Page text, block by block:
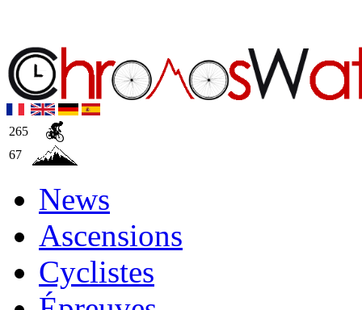
265
67
News
Ascensions
Cyclistes